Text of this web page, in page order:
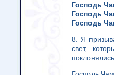
Господь
Господь
Господь
8. Я
свет,